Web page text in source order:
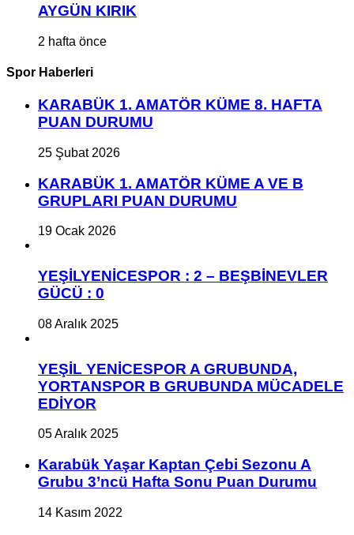
AYGÜN KIRIK
2 hafta önce
Spor Haberleri
KARABÜK 1. AMATÖR KÜME 8. HAFTA
PUAN DURUMU
25 Şubat 2026
KARABÜK 1. AMATÖR KÜME A VE B
GRUPLARI PUAN DURUMU
19 Ocak 2026
YEŞİLYENİCESPOR : 2 – BEŞBİNEVLER
GÜCÜ : 0
08 Aralık 2025
YEŞİL YENİCESPOR A GRUBUNDA,
YORTANSPOR B GRUBUNDA MÜCADELE
EDİYOR
05 Aralık 2025
Karabük Yaşar Kaptan Çebi Sezonu A
Grubu 3’ncü Hafta Sonu Puan Durumu
14 Kasım 2022